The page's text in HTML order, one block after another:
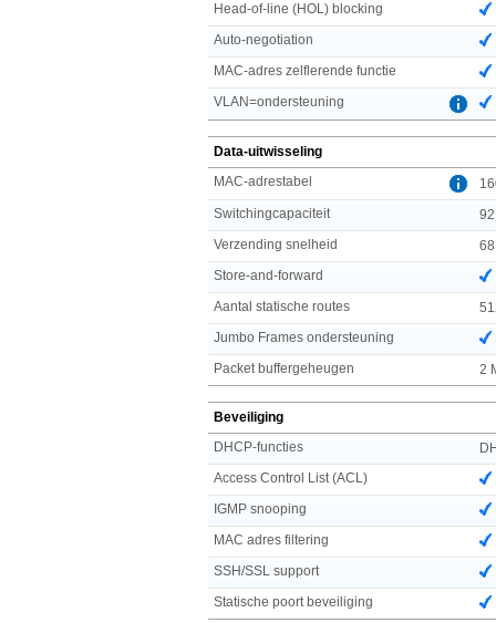
Head-of-line (HOL) blocking
Auto-negotiation
MAC-adres zelflerende functie
VLAN=ondersteuning
Data-uitwisseling
MAC-adrestabel
Switchingcapaciteit
Verzending snelheid
Store-and-forward
Aantal statische routes
Jumbo Frames ondersteuning
Packet buffergeheugen
2
Beveiliging
DHCP-functies
Access Control List (ACL)
IGMP snooping
MAC adres filtering
SSH/SSL support
Statische poort beveiliging